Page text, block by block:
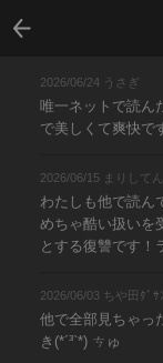
戻る
2026/06/24 うさぎ
唯一ネットで読ん
で美しくて爽快で
2026/06/15 まりしてん
わたしも他で読ん
めちゃ酷い扱いを
とする復讐です！
2026/06/03 ちや田ﾀﾞｻ
他で全部見ちゃっ
き(*´³`*) ㄘゅ